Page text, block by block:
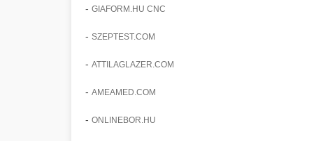
- GIAFORM.HU CNC
- SZEPTEST.COM
- ATTILAGLAZER.COM
- AMEAMED.COM
- ONLINEBOR.HU